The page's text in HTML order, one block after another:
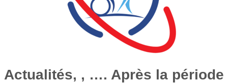
Actualités, , …. Après la période